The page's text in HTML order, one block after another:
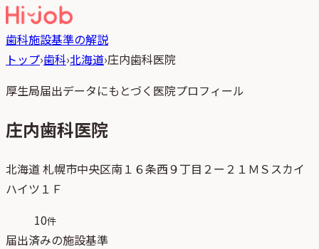
歯科施設基準の解説
トップ›歯科›北海道›庄内歯科医院
厚生局届出データにもとづく医院プロフィール
庄内歯科医院
北海道札幌市中央区南１６条西９丁目２ー２１ＭＳスカイ
ハイツ１Ｆ
10件
届出済みの施設基準